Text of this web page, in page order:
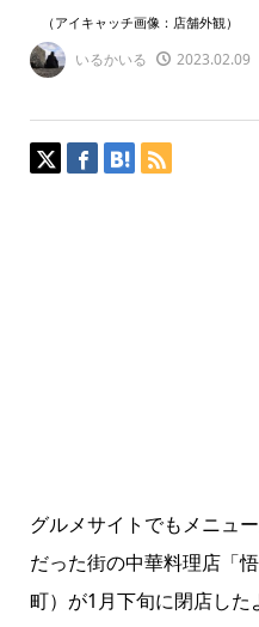
（アイキャッチ画像：店舗外観）
いるかいる 2023.02.09
グルメサイトでもメニュ
だった街の中華料理店「
町）が1月下旬に閉店した